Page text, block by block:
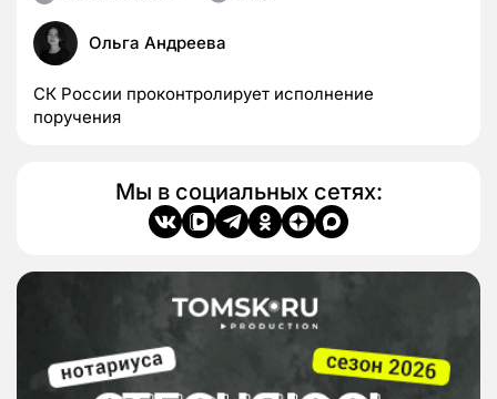
Ольга Андреева
СК России проконтролирует исполнение
поручения
Мы в социальных сетях: